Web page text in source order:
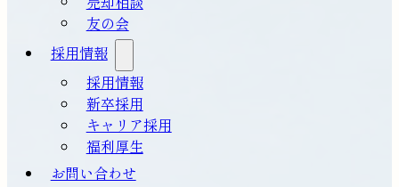
友の会
採用情報
採用情報
新卒採用
キャリア採用
福利厚生
お問い合わせ